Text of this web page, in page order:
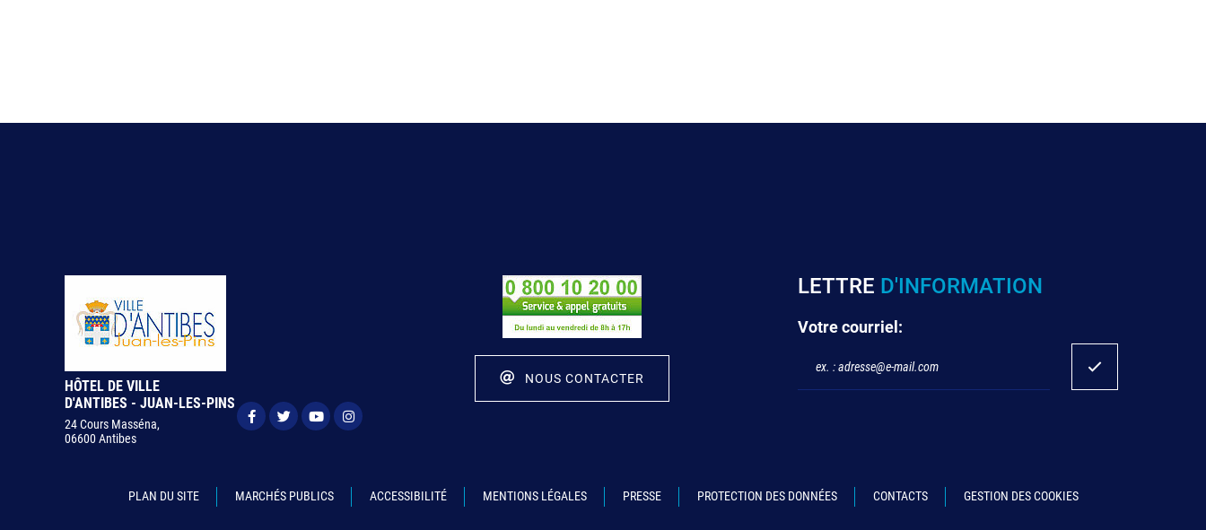
HÔTEL DE VILLE
D'ANTIBES - JUAN-LES-PINS
24 Cours Masséna,
06600 Antibes
NOUS CONTACTER
LETTRE D'INFORMATION
Votre courriel:
PLAN DU SITE MARCHÉS PUBLICS ACCESSIBILITÉ MENTIONS LÉGALES PRESSE PROTECTION DES DONNÉES CONTACTS GESTION DES COOKIES